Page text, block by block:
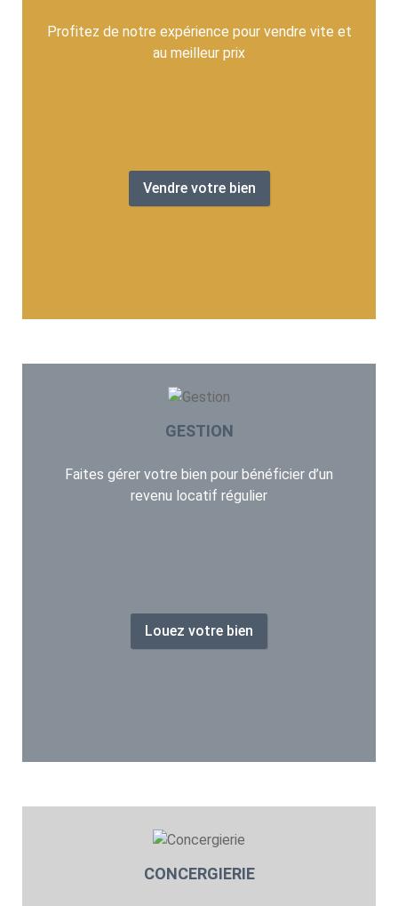
Profitez de notre expérience pour vendre vite et
au meilleur prix
Vendre votre bien
GESTION
Faites gérer votre bien pour bénéficier d’un
revenu locatif régulier
Louez votre bien
CONCERGIERIE